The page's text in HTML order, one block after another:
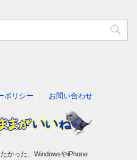
ポリシー お問い合わせ
かった、WindowsやiPhone